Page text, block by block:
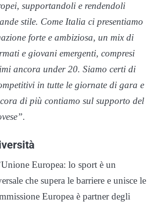
supportandoli e rendendoli
stile. Come Italia ci presentiamo
forte e ambiziosa, un mix di
e giovani emergenti, compresi
ancora under 20. Siamo certi di
in tutte le giornate di gara e
di più contiamo sul supporto del
Europea: lo sport è un
che supera le barriere e unisce le
Europea è partner degli